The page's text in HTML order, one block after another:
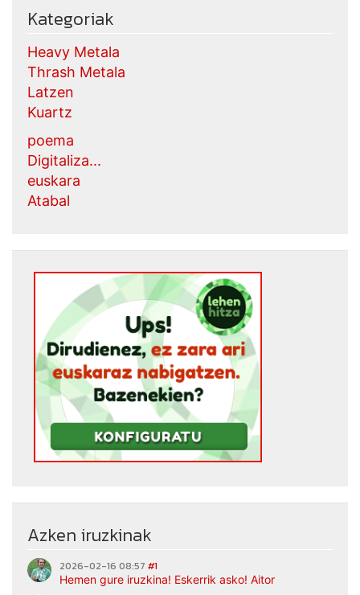
Kategoriak
Heavy Metala
Thrash Metala
Latzen
Kuartz
poema
Digitaliza...
euskara
Atabal
Azken iruzkinak
2026-02-16 08:57 #1
Hemen gure iruzkina! Eskerrik asko! Aitor